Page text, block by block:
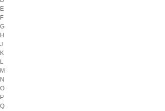
E
F
G
H
J
K
L
M
N
O
P
Q